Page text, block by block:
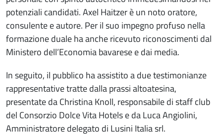
potenziali candidati. Axel Haitzer è un noto oratore,
consulente e autore. Per il suo impegno profuso nella
formazione duale ha anche ricevuto riconoscimenti dal
Ministero dell’Economia bavarese e dai media.
In seguito, il pubblico ha assistito a due testimonianze
rappresentative tratte dalla prassi altoatesina,
presentate da Christina Knoll, responsabile di staff club
del Consorzio Dolce Vita Hotels e da Luca Angiolini,
Amministratore delegato di Lusini Italia srl.